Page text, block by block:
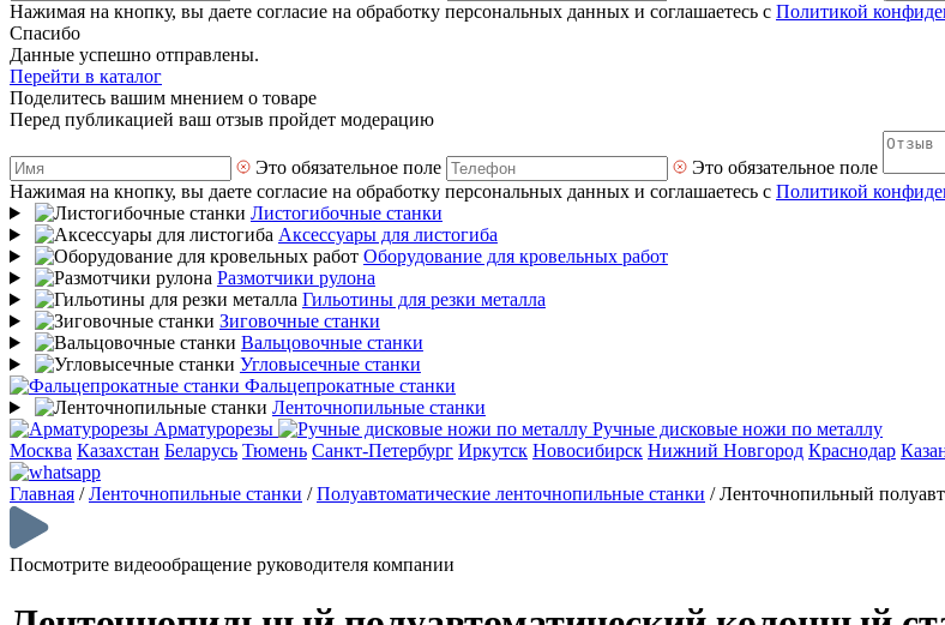
Нажимая на кнопку, вы даете согласие на обработку персональных данных и соглашаетесь с Политикой
Спасибо
Данные успешно отправлены.
Перейти в каталог
Поделитесь вашим мнением о товаре
Перед публикацией ваш отзыв пройдет модерацию
Это обязательное поле Это обязательное поле
Нажимая на кнопку, вы даете согласие на обработку персональных данных и соглашаетесь с Политикой
Листогибочные станки
Аксессуары для листогиба
Оборудование для кровельных работ
Размотчики рулона
Гильотины для резки металла
Зиговочные станки
Вальцовочные станки
Угловысечные станки
Фальцепрокатные станки
Ленточнопильные станки
Арматурорезы
Ручные дисковые ножи по металлу
Москва Казахстан Беларусь Тюмень Санкт-Петербург Иркутск Новосибирск Нижний Новгород Краснодар
Главная /Ленточнопильные станки /Полуавтоматические ленточнопильные станки /Ленточнопильный
Посмотрите видеообращение руководителя компании